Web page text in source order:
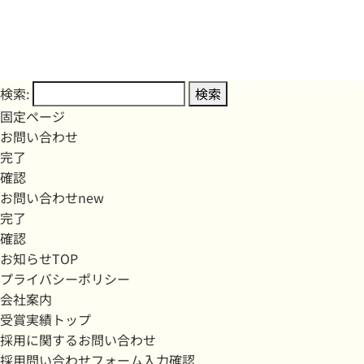
検索:
固定ページ
お問い合わせ
完了
確認
お問い合わせnew
完了
確認
お知らせTOP
プライバシーポリシー
会社案内
受賞実績トップ
採用に関するお問い合わせ
採用問い合わせフォーム入力確認